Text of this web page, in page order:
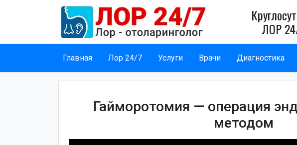
ЛОР
Главная Лор 24/7 Услуги Врачи Диагностика
Гайморотомия — операция
методом